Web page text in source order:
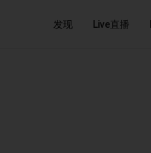
发现 Live直播